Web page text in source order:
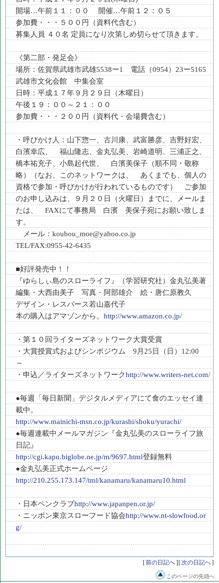
開場…午前１１：００ 開催…午前１２：０５
参加費・・・５００円（資料代含む）
募集人員 ４０名 定員になり次第しめ切らせて頂きます。
《第二部・発足会》
場所：佐賀県武雄市武雄5538ー1 電話（0954）23ー5165
武雄市文化会館 中集会室
日時：平成１７年９月２９日（木曜日）
午後１９：００～２１：００
参加費・・・２００円（資料代・会場費含む）
・呼びかけ人：山下惣一、古川康、武富勝彦、吉野好宏、
白濱幸広、 福山隆志、金丸弘美、岩崎道明、三浦正之、
橋本祐充子、小島起代世、 白濱美保子（順不同・敬称
略）（なお、このネットワークは、 あくまでも、個人の
資格で参加・呼びかけが行われているものです） ご参加
のお申し込みは、９月２０日（火曜日）までに、メールま
たは、 FAXにて事務局 白濱 美保子宛にお願い致しま
す。
メール：koubou_moe@yahoo.co.jp
TEL/FAX:0955-42-6435
■好評発売中！！
『ゆらしぃ島のスローライフ』（学習研究社）金丸弘美著
編集・大西由美子 写真・阿部雄介 絵・唐仁原教久
デザイン・レスパース若山嘉代子
本の購入はアマゾンから。 http://www.amazon.co.jp/
・第１０回ライターズネットワーク大賞受賞
・大賞授賞式およびシンポジウム 9月25日（日）12:00
～
・申込／ライターズネットワークhttp://www.writers-net.com/
●毎週「毎日新聞」デジタルメディアにて食のエッセイ連
載中。
http://www.mainichi-msn.co.jp/kurashi/shoku/yurachi/
●毎週連載中メールマガジン『金丸弘美のスローライフ旅
日記』
http://cgi.kapu.biglobe.ne.jp/m/9697.html登録無料
●金丸弘美正式ホームページ
http://210.255.173.147/tml/kanamaru/kanamaru10.html
・日本ペンクラブhttp://www.japanpen.or.jp/
・ニッポン東京スローフード協会http://www.nt-slowfood.or
g/
[前の日記へ] [ 次の日記へ]
このページの先頭へ